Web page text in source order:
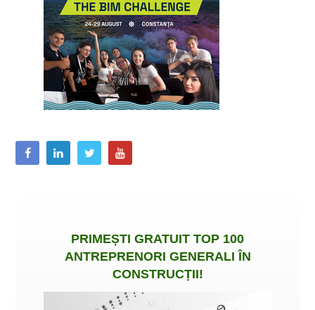
PRIMEȘTI GRATUIT TOP 100
ANTREPRENORI GENERALI ÎN
CONSTRUCȚII!